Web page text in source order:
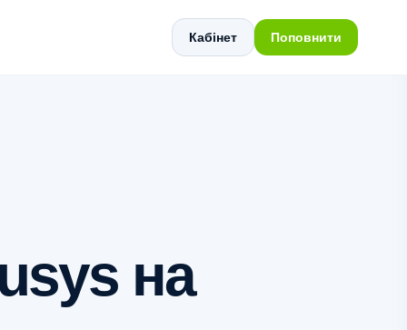
Кабінет Поповнити
на